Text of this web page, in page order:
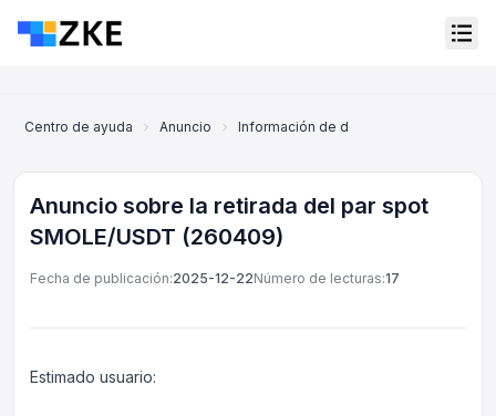
Centro de ayuda Anuncio Información de deslistado
Anuncio sobre la retirada del par spot
SMOLE/USDT (260409)
Fecha de publicación:2025-12-22Número de lecturas:17
Estimado usuario: